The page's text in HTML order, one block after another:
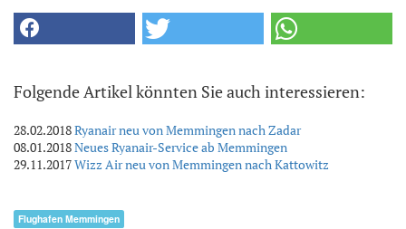
Folgende Artikel könnten Sie auch interessieren:
28.02.2018Ryanair neu von Memmingen nach Zadar
08.01.2018Neues Ryanair-Service ab Memmingen
29.11.2017Wizz Air neu von Memmingen nach Kattowitz
Flughafen Memmingen